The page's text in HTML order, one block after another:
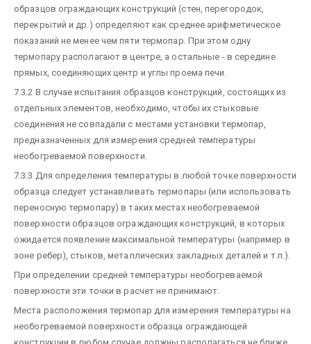
образцов ограждающих конструкций (стен, перегородок,
перекрытий и др.) определяют как среднее арифметическое
показаний не менее чем пяти термопар. При этом одну
термопару располагают в центре, а остальные - в середине
прямых, соединяющих центр и углы проема печи.
7.3.2 В случае испытания образцов конструкций, состоящих из
отдельных элементов, необходимо, чтобы их стыковые
соединения не совпадали с местами установки термопар,
предназначенных для измерения средней температуры
необогреваемой поверхности.
7.3.3 Для определения температуры в любой точке поверхности
образца следует устанавливать термопары (или использовать
переносную термопару) в таких местах необогреваемой
поверхности образцов ограждающих конструкций, в которых
ожидается появление максимальной температуры (например в
зоне ребер), стыков, металлических закладных деталей и т.п.).
При определении средней температуры необогреваемой
поверхности эти точки в расчет не принимают.
Места расположения термопар для измерения температуры на
необогреваемой поверхности образца ограждающей
конструкции в любом случае должны располагаться не ближе